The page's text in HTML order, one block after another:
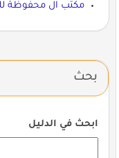
مكتب ال محفوظة
بحث
ابحث في الدليل